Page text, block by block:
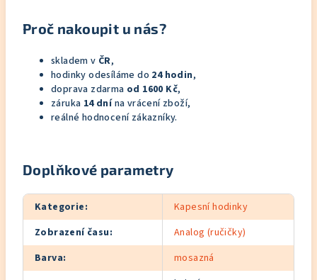
Proč nakoupit u nás?
skladem v ČR,
hodinky odesíláme do 24 hodin,
doprava zdarma od 1600 Kč,
záruka 14 dnína vrácení zboží,
reálné hodnocení zákazníky.
Doplňkové parametry
Kategorie:
Kapesní hodinky
Zobrazení času:
Analog (ručičky)
Barva:
mosazná